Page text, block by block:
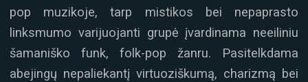
pop muzikoje, tarp mistikos bei nepaprasto
linksmumo varijuojanti grupė įvardinama neeiliniu
šamaniško funk, folk-pop žanru. Pasitelkdama
abejingų nepaliekantį virtuoziškumą, charizmą bei